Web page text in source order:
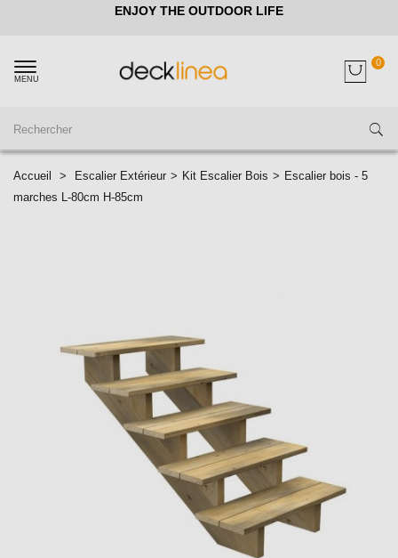
ENJOY THE OUTDOOR LIFE
MENU
0
Accueil > Escalier Extérieur > Kit Escalier Bois > Escalier bois - 5
marches L-80cm H-85cm